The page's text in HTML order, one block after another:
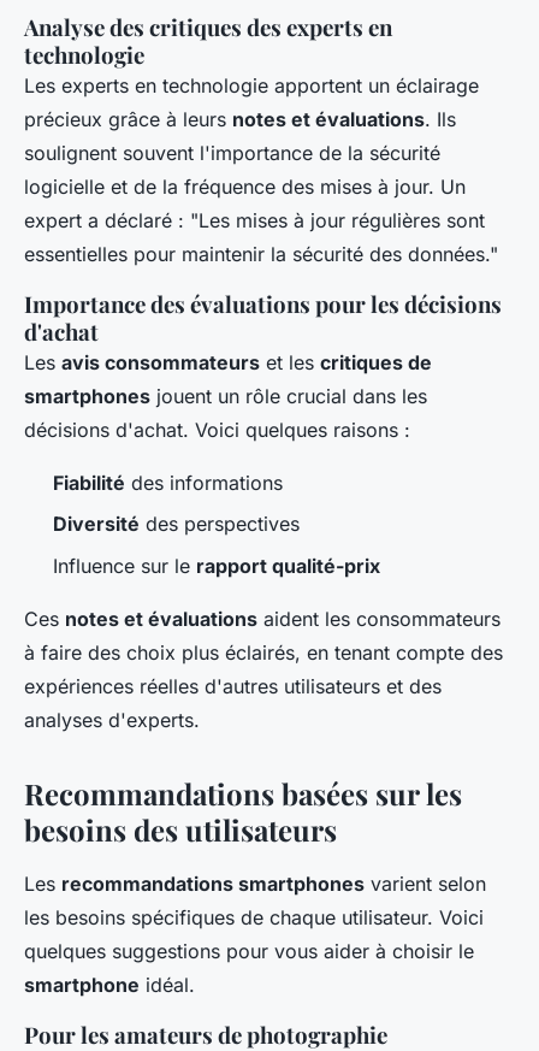
Analyse des critiques des experts en
technologie
Les experts en technologie apportent un éclairage
précieux grâce à leurs notes et évaluations. Ils
soulignent souvent l'importance de la sécurité
logicielle et de la fréquence des mises à jour. Un
expert a déclaré : "Les mises à jour régulières sont
essentielles pour maintenir la sécurité des données."
Importance des évaluations pour les décisions
d'achat
Les avis consommateurs et les critiques de
smartphones jouent un rôle crucial dans les
décisions d'achat. Voici quelques raisons :
Fiabilité des informations
Diversité des perspectives
Influence sur le rapport qualité-prix
Ces notes et évaluations aident les consommateurs
à faire des choix plus éclairés, en tenant compte des
expériences réelles d'autres utilisateurs et des
analyses d'experts.
Recommandations basées sur les
besoins des utilisateurs
Les recommandations smartphones varient selon
les besoins spécifiques de chaque utilisateur. Voici
quelques suggestions pour vous aider à choisir le
smartphone idéal.
Pour les amateurs de photographie